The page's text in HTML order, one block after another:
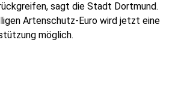
sagt die Stadt Dortmund.
Artenschutz-Euro wird jetzt eine
möglich.